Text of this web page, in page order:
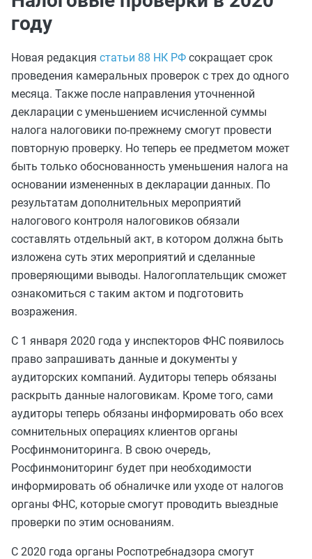
году
Новая редакция статьи 88 НК РФ сокращает срок
проведения камеральных проверок с трех до одного
месяца. Также после направления уточненной
декларации с уменьшением исчисленной суммы
налога налоговики по-прежнему смогут провести
повторную проверку. Но теперь ее предметом может
быть только обоснованность уменьшения налога на
основании измененных в декларации данных. По
результатам дополнительных мероприятий
налогового контроля налоговиков обязали
составлять отдельный акт, в котором должна быть
изложена суть этих мероприятий и сделанные
проверяющими выводы. Налогоплательщик сможет
ознакомиться с таким актом и подготовить
возражения.
С 1 января 2020 года у инспекторов ФНС появилось
право запрашивать данные и документы у
аудиторских компаний. Аудиторы теперь обязаны
раскрыть данные налоговикам. Кроме того, сами
аудиторы теперь обязаны информировать обо всех
сомнительных операциях клиентов органы
Росфинмониторинга. В свою очередь,
Росфинмониторинг будет при необходимости
информировать об обналичке или уходе от налогов
органы ФНС, которые смогут проводить выездные
проверки по этим основаниям.
С 2020 года органы Роспотребнадзора смогут